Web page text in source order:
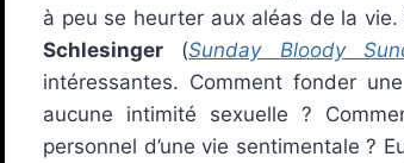
à peu se heurter aux aléas de la
Schlesinger (Sunday Bloody
intéressantes. Comment fonder
aucune intimité sexuelle ?
personnel d’une vie sentimentale ?